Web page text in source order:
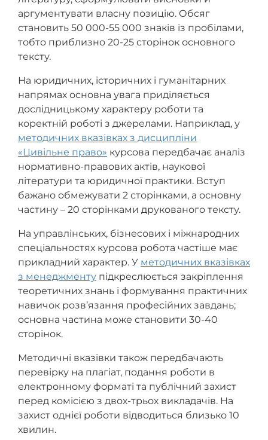
аргументувати власну позицію. Обсяг
становить 50 000-55 000 знаків із пробілами,
тобто приблизно 20-25 сторінок основного
тексту.
На юридичних, історичних і гуманітарних
напрямах основна увага приділяється
дослідницькому характеру роботи та
коректній роботі з джерелами. Наприклад, у
методичних вказівках з дисципліни
«Цивільне право» курсова передбачає аналіз
нормативно-правових актів, наукової
літератури та юридичної практики. Вступ
бажано обмежувати 2 сторінками, а основну
частину – 20 сторінками друкованого тексту.
На управлінських, бізнесових і міжнародних
спеціальностях курсова робота частіше має
прикладний характер. У методичних вказівках
з менеджменту підкреслюється закріплення
теоретичних знань і формування практичних
навичок розв’язання професійних завдань;
основна частина може становити 30-40
сторінок.
Методичні вказівки також передбачають
перевірку на плагіат, подання роботи в
електронному форматі та публічний захист
перед комісією з двох-трьох викладачів. На
захист однієї роботи відводиться близько 10
хвилин.